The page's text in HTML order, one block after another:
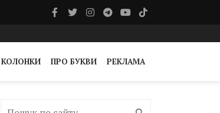
КОЛОНКИ ПРО БУКВИ РЕКЛАМА